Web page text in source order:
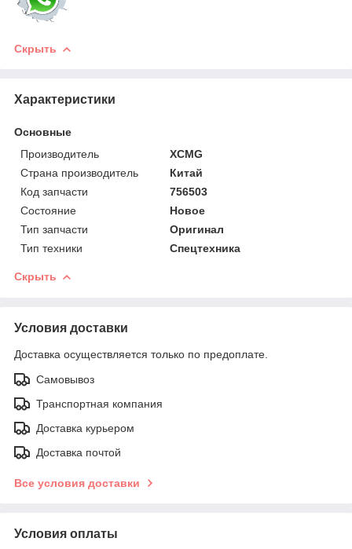
Скрыть
Характеристики
Основные
Производитель
XCMG
Страна производитель
Китай
Код запчасти
756503
Состояние
Новое
Тип запчасти
Оригинал
Тип техники
Спецтехника
Скрыть
Условия доставки
Доставка осуществляется только по предоплате.
Самовывоз
Транспортная компания
Доставка курьером
Доставка почтой
Все условия доставки
Условия оплаты